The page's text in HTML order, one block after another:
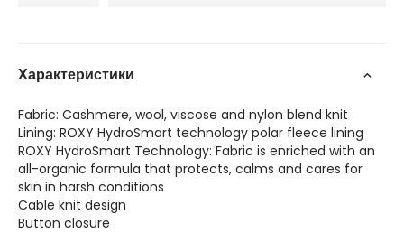
Характеристики
Fabric: Cashmere, wool, viscose and nylon blend knit
Lining: ROXY HydroSmart technology polar fleece lining
ROXY HydroSmart Technology: Fabric is enriched with an
all-organic formula that protects, calms and cares for
skin in harsh conditions
Cable knit design
Button closure